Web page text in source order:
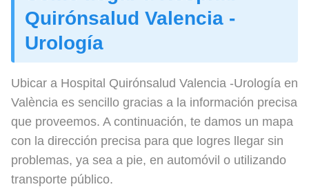
Quirónsalud Valencia -
Urología
Ubicar a Hospital Quirónsalud Valencia -Urología en
València es sencillo gracias a la información precisa
que proveemos. A continuación, te damos un mapa
con la dirección precisa para que logres llegar sin
problemas, ya sea a pie, en automóvil o utilizando
transporte público.